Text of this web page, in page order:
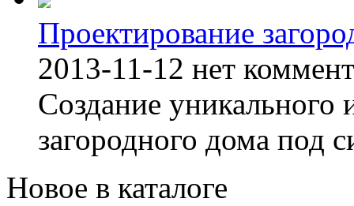
Проектирование
2013-11-12 нет
Создание уникального
загородного дома под
Новое в каталоге